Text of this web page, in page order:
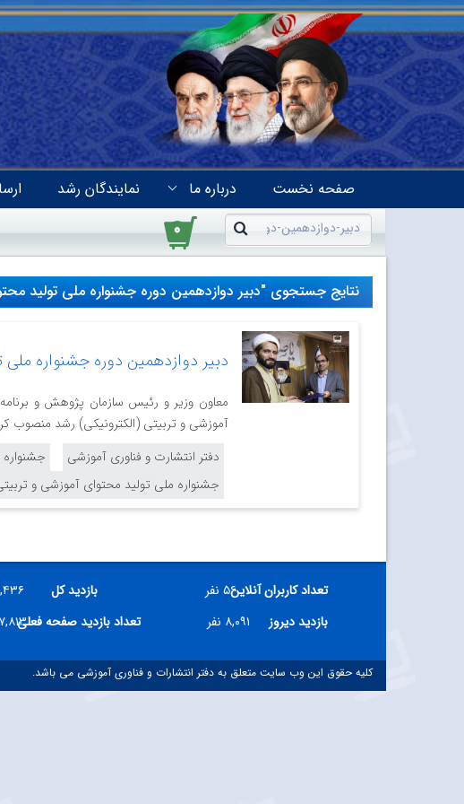
صفحه نخست درباره ما نمایندگان رشد
۰
نتایج جستجوی "دبیر دوازدهمین دوره جشنواره ملی تولید
دبیر دوازدهمین دوره جشنواره
معاون وزیر و رئیس سازمان پژوهش و
آموزشی و تربیتی (الکترونیکی) رشد منصوب
دفتر انتشارت و فناوری آموزشی
جشنواره
جشنواره ملی تولید محتوای آموزشی و
تعداد کاربران آنلاین۵۶ نفر بازدید کل
بازدید دیروز
۸,۰۹۱ نفر تعداد بازدید صفحه فعلی۱۷,۸۱۳
کلیه حقوق این وب سایت متعلق به دفتر انتشارات و فناوری آموزشی می باشد.